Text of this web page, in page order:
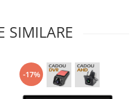
SIMILARE
-17%